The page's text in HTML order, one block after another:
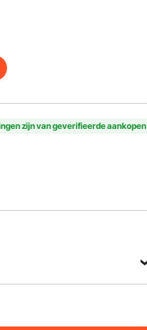
zijn van geverifieerde aankopen